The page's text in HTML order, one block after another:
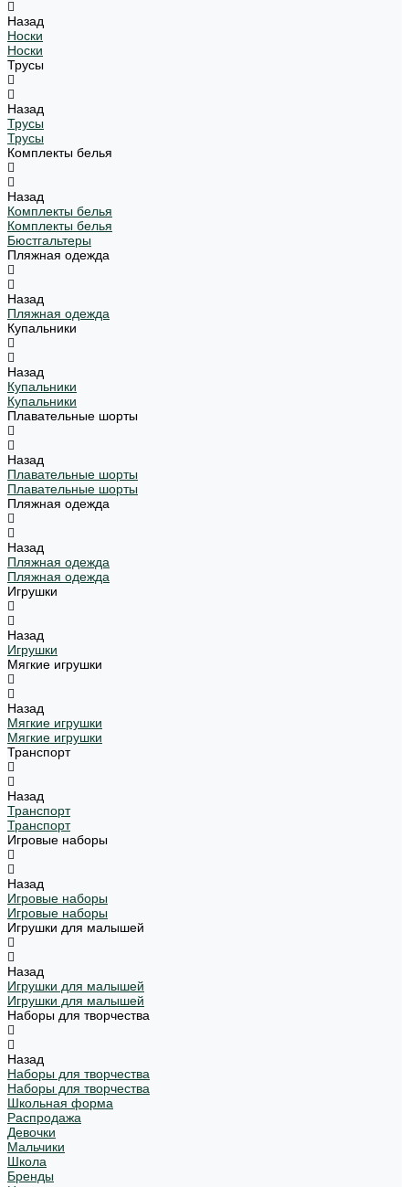
Назад
Носки
Носки
Трусы
Назад
Трусы
Трусы
Комплекты белья
Назад
Комплекты белья
Комплекты белья
Бюстгальтеры
Пляжная одежда
Назад
Пляжная одежда
Купальники
Назад
Купальники
Купальники
Плавательные шорты
Назад
Плавательные шорты
Плавательные шорты
Пляжная одежда
Назад
Пляжная одежда
Пляжная одежда
Игрушки
Назад
Игрушки
Мягкие игрушки
Назад
Мягкие игрушки
Мягкие игрушки
Транспорт
Назад
Транспорт
Транспорт
Игровые наборы
Назад
Игровые наборы
Игровые наборы
Игрушки для малышей
Назад
Игрушки для малышей
Игрушки для малышей
Наборы для творчества
Назад
Наборы для творчества
Наборы для творчества
Школьная форма
Распродажа
Девочки
Мальчики
Школа
Бренды